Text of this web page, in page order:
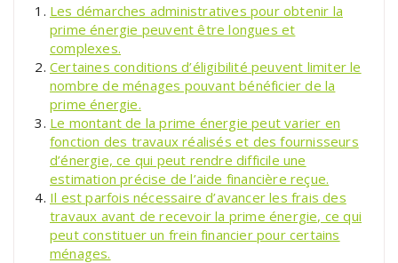
Les démarches administratives pour obtenir la
prime énergie peuvent être longues et
complexes.
Certaines conditions d’éligibilité peuvent limiter le
nombre de ménages pouvant bénéficier de la
prime énergie.
Le montant de la prime énergie peut varier en
fonction des travaux réalisés et des fournisseurs
d’énergie, ce qui peut rendre difficile une
estimation précise de l’aide financière reçue.
Il est parfois nécessaire d’avancer les frais des
travaux avant de recevoir la prime énergie, ce qui
peut constituer un frein financier pour certains
ménages.